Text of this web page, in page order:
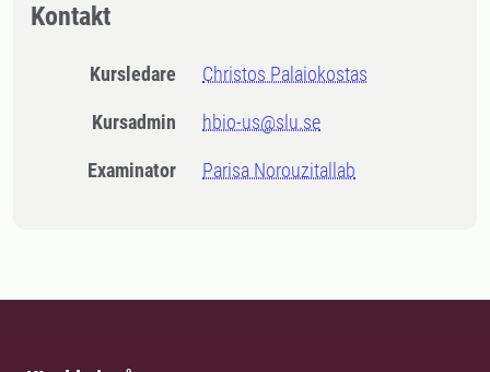
Kontakt
Kursledare Christos Palaiokostas
Kursadmin hbio-us@slu.se
Examinator Parisa Norouzitallab